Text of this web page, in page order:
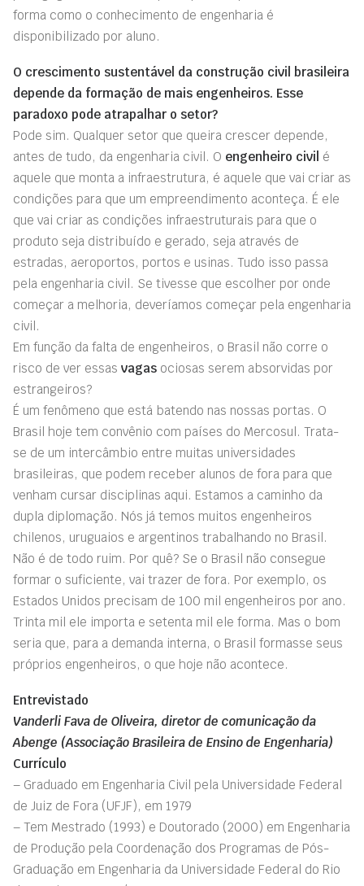
forma como o conhecimento de engenharia é
disponibilizado por aluno.
O crescimento sustentável da construção civil brasileira
depende da formação de mais engenheiros. Esse
paradoxo pode atrapalhar o setor?
Pode sim. Qualquer setor que queira crescer depende,
antes de tudo, da engenharia civil. O engenheiro civil é
aquele que monta a infraestrutura, é aquele que vai criar as
condições para que um empreendimento aconteça. É ele
que vai criar as condições infraestruturais para que o
produto seja distribuído e gerado, seja através de
estradas, aeroportos, portos e usinas. Tudo isso passa
pela engenharia civil. Se tivesse que escolher por onde
começar a melhoria, deveríamos começar pela engenharia
civil.
Em função da falta de engenheiros, o Brasil não corre o
risco de ver essas vagas ociosas serem absorvidas por
estrangeiros?
É um fenômeno que está batendo nas nossas portas. O
Brasil hoje tem convênio com países do Mercosul. Trata-
se de um intercâmbio entre muitas universidades
brasileiras, que podem receber alunos de fora para que
venham cursar disciplinas aqui. Estamos a caminho da
dupla diplomação. Nós já temos muitos engenheiros
chilenos, uruguaios e argentinos trabalhando no Brasil.
Não é de todo ruim. Por quê? Se o Brasil não consegue
formar o suficiente, vai trazer de fora. Por exemplo, os
Estados Unidos precisam de 100 mil engenheiros por ano.
Trinta mil ele importa e setenta mil ele forma. Mas o bom
seria que, para a demanda interna, o Brasil formasse seus
próprios engenheiros, o que hoje não acontece.
Entrevistado
Vanderli Fava de Oliveira, diretor de comunicação da
Abenge (Associação Brasileira de Ensino de Engenharia)
Currículo
– Graduado em Engenharia Civil pela Universidade Federal
de Juiz de Fora (UFJF), em 1979
– Tem Mestrado (1993) e Doutorado (2000) em Engenharia
de Produção pela Coordenação dos Programas de Pós-
Graduação em Engenharia da Universidade Federal do Rio